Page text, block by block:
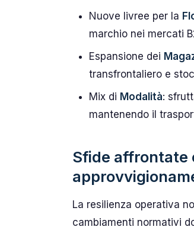
Nuove livree per la
marchio nei mercati
Espansione dei
transfrontaliero e
Mix di Modalità:
mantenendo il
Sfide affrontate
La resilienza operativa
cambiamenti normativi